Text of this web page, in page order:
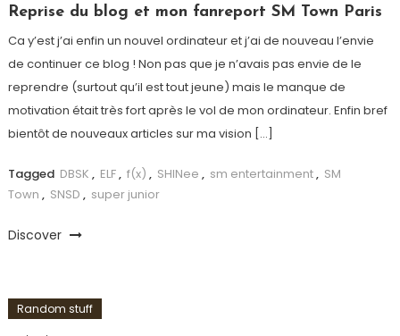
Reprise du blog et mon fanreport SM Town Paris
Ca y’est j’ai enfin un nouvel ordinateur et j’ai de nouveau l’envie
de continuer ce blog ! Non pas que je n’avais pas envie de le
reprendre (surtout qu’il est tout jeune) mais le manque de
motivation était très fort après le vol de mon ordinateur. Enfin bref
bientôt de nouveaux articles sur ma vision […]
Tagged DBSK , ELF, f(x) , SHINee , sm entertainment, SM
Town , SNSD , super junior
Discover
Random stuff